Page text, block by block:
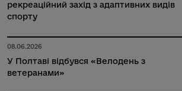
рекреаційний захід з адаптивних видів
спорту
08.06.2026
У Полтаві відбувся «Велодень з
ветеранами»